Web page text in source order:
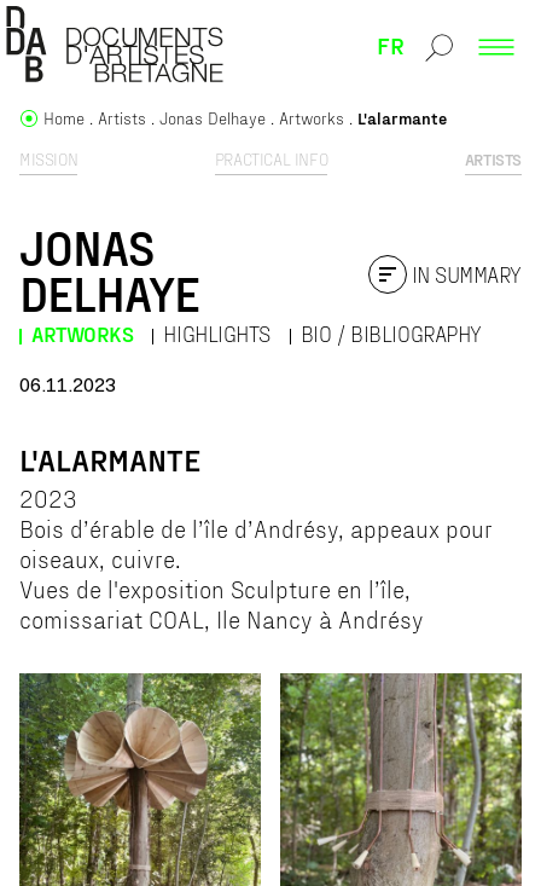
FR
MISSION PRACTICAL INFO ARTISTS
Home Artists Jonas Delhaye Artworks L'alarmante
JONAS
DELHAYE
ARTWORKS HIGHLIGHTS BIO / BIBLIOGRAPHY
IN SUMMARY
06.11.2023
L'ALARMANTE
2023
Bois d’érable de l’île d’Andrésy, appeaux pour
oiseaux, cuivre.
Vues de l'exposition Sculpture en l’île,
comissariat COAL, Ile Nancy à Andrésy